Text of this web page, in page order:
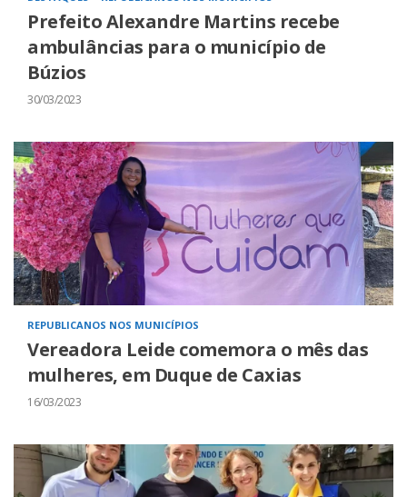
Prefeito Alexandre Martins recebe
ambulâncias para o município de
Búzios
30/03/2023
REPUBLICANOS NOS MUNICÍPIOS
Vereadora Leide comemora o mês das
mulheres, em Duque de Caxias
16/03/2023